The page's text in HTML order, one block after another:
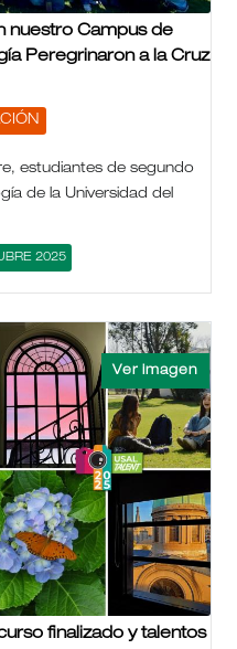
nuestro Campus de
Peregrinaron a la Cruz
estudiantes de segundo
de la Universidad del
2025
finalizado y talentos